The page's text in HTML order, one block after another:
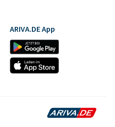
ARIVA.DE App